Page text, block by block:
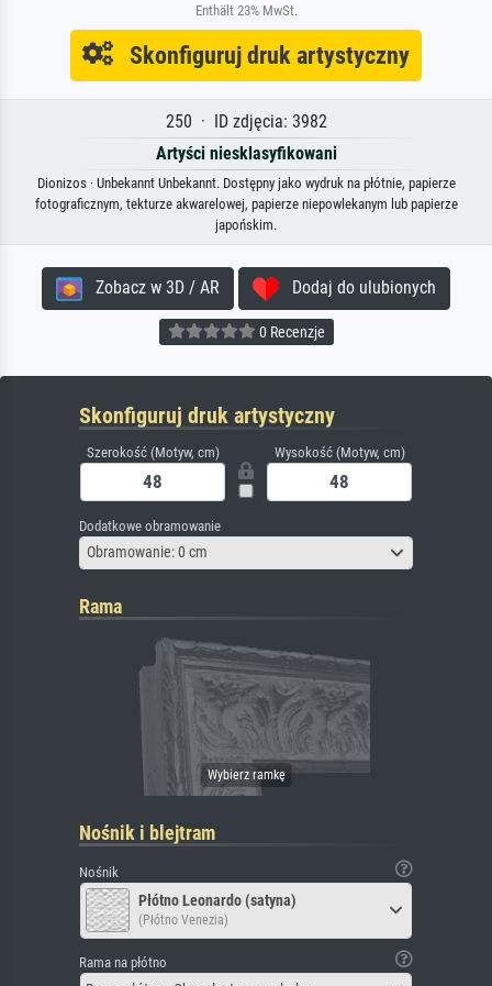
Enthält 23% MwSt.
Skonfiguruj druk artystyczny
250 · ID zdjęcia: 3982
Artyści niesklasyfikowani
Dionizos · Unbekannt Unbekannt. Dostępny jako wydruk na płótnie, papierze
fotograficznym, tekturze akwarelowej, papierze niepowlekanym lub papierze
japońskim.
Zobacz w 3D / AR Dodaj do ulubionych
0 Recenzje
Skonfiguruj druk artystyczny
Szerokość (Motyw, cm) Wysokość (Motyw, cm)
Dodatkowe obramowanie
Obramowanie: 0 cm
Rama
Nośnik i blejtram
Nośnik
Płótno Leonardo (satyna)
(Płótno Venezia)
Rama na płótno